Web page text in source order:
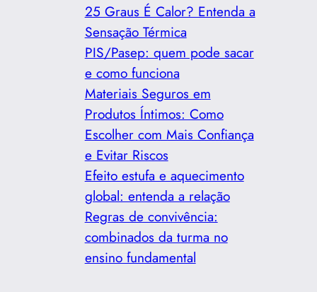
25 Graus É Calor? Entenda a
Sensação Térmica
PIS/Pasep: quem pode sacar
e como funciona
Materiais Seguros em
Produtos Íntimos: Como
Escolher com Mais Confiança
e Evitar Riscos
Efeito estufa e aquecimento
global: entenda a relação
Regras de convivência:
combinados da turma no
ensino fundamental